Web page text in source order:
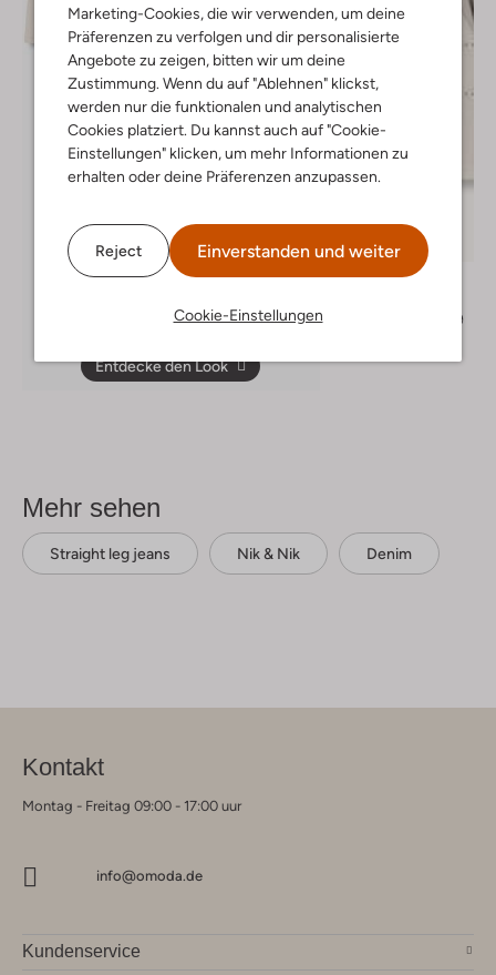
Marketing-Cookies, die wir verwenden, um deine
Präferenzen zu verfolgen und dir personalisierte
Angebote zu zeigen, bitten wir um deine
Zustimmung. Wenn du auf "Ablehnen" klickst,
werden nur die funktionalen und analytischen
Cookies platziert. Du kannst auch auf "Cookie-
Einstellungen" klicken, um mehr Informationen zu
erhalten oder deine Präferenzen anzupassen.
Reject Einverstanden und weiter
Cookie-Einstellungen
Entdecke den Look
Letzter Artikel
-60%
Nobell
€ 27,99
Mehr sehen
Straight leg jeans Nik & Nik Denim
Kontakt
Montag - Freitag 09:00 - 17:00 uur
info@omoda.de
Kundenservice